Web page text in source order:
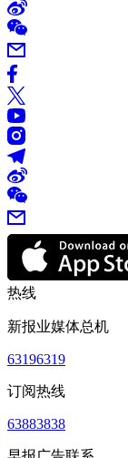
热线
新报业媒体总机
63196319
订阅热线
63883838